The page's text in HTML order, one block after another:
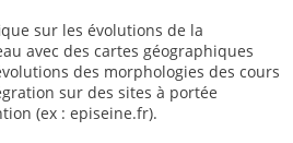
sur les évolutions de la
avec des cartes géographiques
des morphologies des cours
sur des sites à portée
(ex : episeine.fr).